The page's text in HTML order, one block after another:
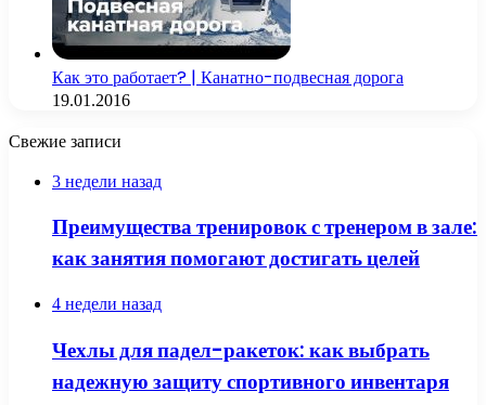
Как это работает? | Канатно-подвесная дорога
19.01.2016
Свежие записи
3 недели назад
Преимущества тренировок с тренером в зале:
как занятия помогают достигать целей
4 недели назад
Чехлы для падел-ракеток: как выбрать
надежную защиту спортивного инвентаря